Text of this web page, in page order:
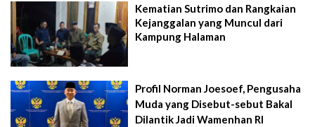
Kematian Sutrimo dan Rangkaian
Kejanggalan yang Muncul dari
Kampung Halaman
Profil Norman Joesoef, Pengusaha
Muda yang Disebut-sebut Bakal
Dilantik Jadi Wamenhan RI